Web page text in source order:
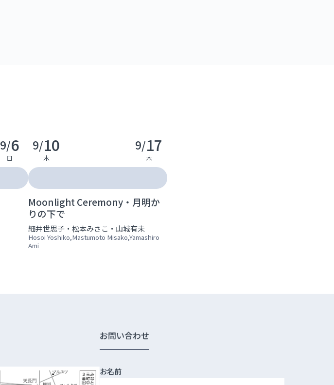
9/6
日
9/10
木
9/17
木
Moonlight Ceremony・月明か
りの下で
細井世思子・松本みさこ・山城有未
Hosoi Yoshiko,Mastumoto Misako,Yamashiro
Ami
お問い合わせ
お名前